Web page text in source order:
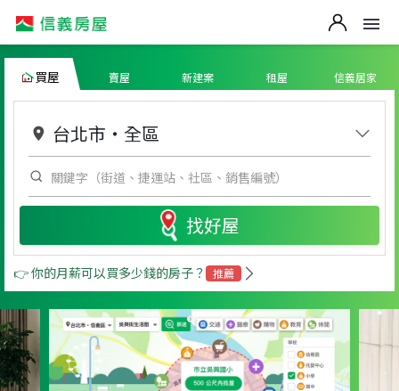
買屋 賣屋 新建案 租屋 信義居家
台北市 ・ 全區
找好屋
👉 你的月薪可以買多少錢的房子？ 推薦